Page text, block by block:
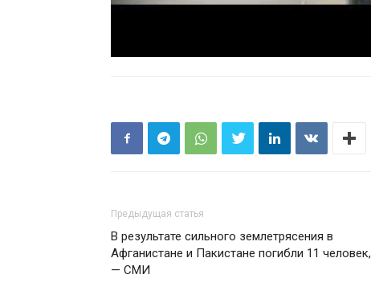
Предыдущая статья
В результате сильного землетрясения в
Афганистане и Пакистане погибли 11 человек,
— СМИ